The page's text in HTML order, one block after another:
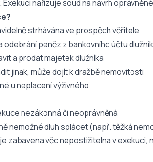
nařizuje soud na návrh
strhávána ve prospěch věřitele
odebrání peněz z bankovního účtu
a prodat majetek dlužníka
jinak, může dojít k dražbě nemovitosti
u neplacení výživného
nezákonná či neoprávněná
nemožné dluh splácet (např. těžká
zabavena věc nepostižitelná v